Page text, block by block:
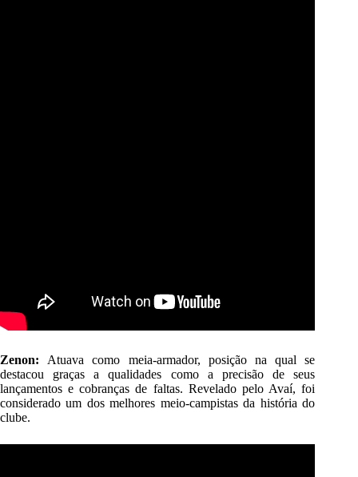
Zenon: Atuava como meia-armador, posição na qual se
destacou graças a qualidades como a precisão de seus
lançamentos e cobranças de faltas. Revelado pelo Avaí, foi
considerado um dos melhores meio-campistas da história do
clube.